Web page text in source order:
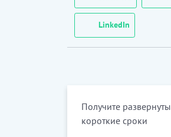
LinkedIn
Получите
короткие сроки